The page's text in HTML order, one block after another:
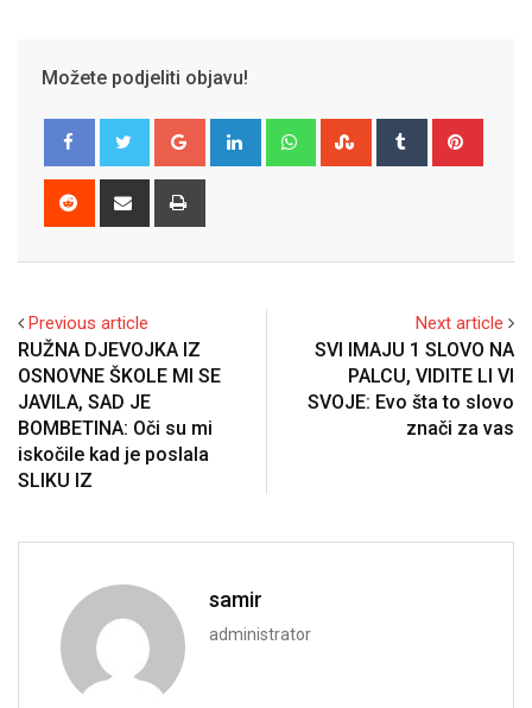
Možete podjeliti objavu!
Google+ LinkedIn WhatsappStumbleUpon
Tumblr
Reddit
Share
Previous article
RUŽNA DJEVOJKA IZ
OSNOVNE ŠKOLE MI SE
JAVILA, SAD JE
BOMBETINA: Oči su mi
iskočile kad je poslala
SLIKU IZ
Next article
SVI IMAJU 1 SLOVO NA
PALCU, VIDITE LI VI
SVOJE: Evo šta to slovo
znači za vas
samir
administrator